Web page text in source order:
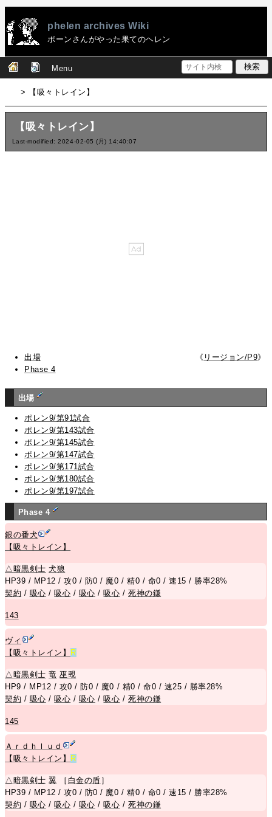
phelen archives Wiki
ポーンさんがやった果てのヘレン
Menu
> 【吸々トレイン】
【吸々トレイン】
Last-modified: 2024-02-05 (月) 14:40:07
出場
Phase 4
《 リージョン/P9》
出場
ポレン9/第91試合
ポレン9/第143試合
ポレン9/第145試合
ポレン9/第147試合
ポレン9/第171試合
ポレン9/第180試合
ポレン9/第197試合
Phase 4
銀の番犬
【吸々トレイン】
△暗黒剣士 犬狼
HP39 / MP12 / 攻0 / 防0 / 魔0 / 精0 / 命0 / 速15 / 勝率28%
契約 / 吸心 /吸心 / 吸心 /吸心 /死神の鎌
143
ヴィ
【吸々トレイン】
R
△暗黒剣士 竜 巫覡
HP9 / MP12 / 攻0 / 防0 / 魔0 / 精0 / 命0 / 速25 / 勝率28%
契約 / 吸心 /吸心 / 吸心 /吸心 /死神の鎌
145
Ａｒｄｈｌｕｄ
【吸々トレイン】
R
△暗黒剣士 翼 ［ 白金の盾 ］
HP39 / MP12 / 攻0 / 防0 / 魔0 / 精0 / 命0 / 速15 / 勝率28%
契約 / 吸心 /吸心 / 吸心 /吸心 /死神の鎌